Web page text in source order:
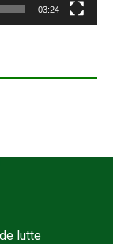
03:24
lutte